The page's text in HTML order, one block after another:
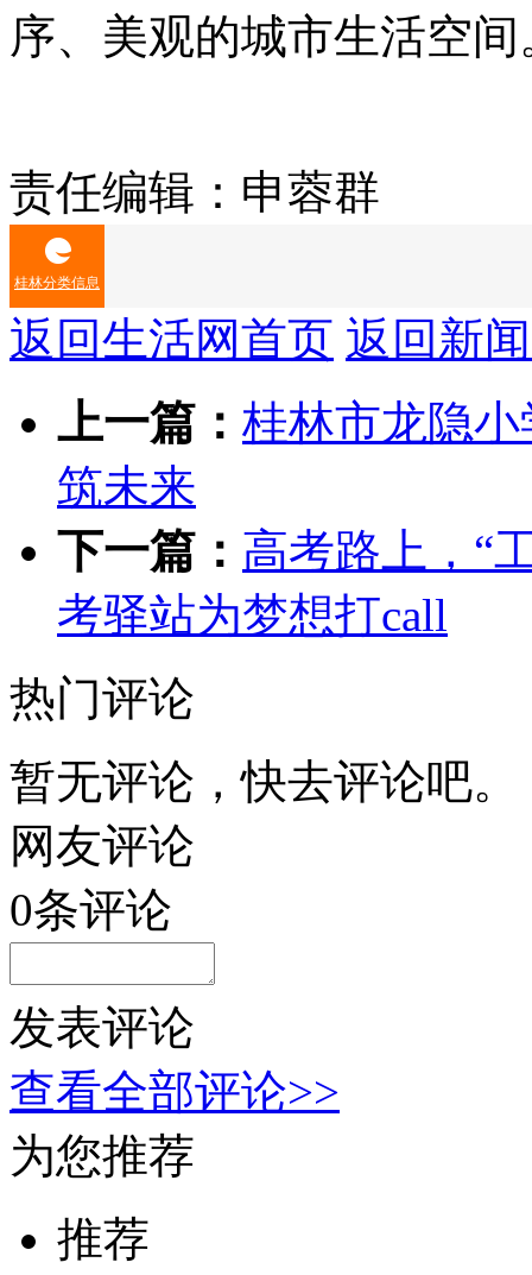
序、美观的城市生活空间
责任编辑：申蓉群
桂林分类信息
返回生活网首页 返回新
上一篇： 桂林市龙隐
筑未来
下一篇： 高考路上，“
考驿站为梦想打call
热门评论
暂无评论，快去评论吧。
网友评论
0条评论
发表评论
查看全部评论>>
为您推荐
推荐